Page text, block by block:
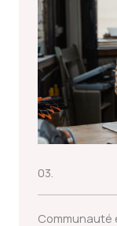
03.
Communauté